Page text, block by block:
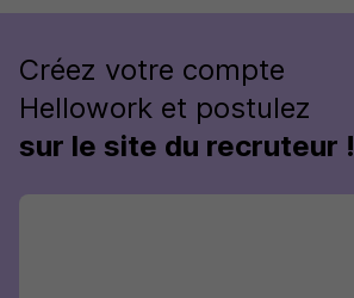
Créez votre compte
Hellowork et postulez
sur le site du recruteur !